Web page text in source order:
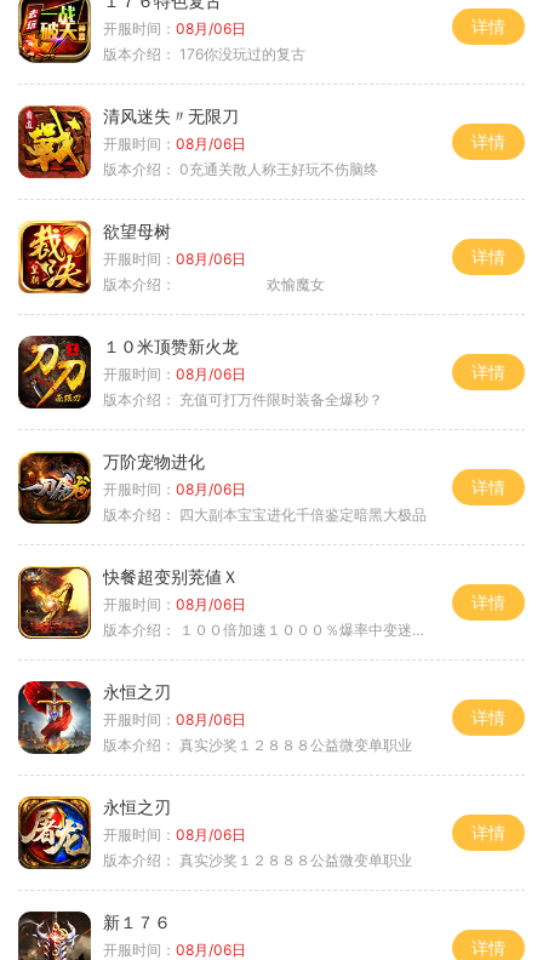
开服时间： 08月/06日
版本介绍： 176你没玩过的复古
详情
清风迷失〃无限刀
开服时间： 08月/06日
版本介绍： 0充通关散人称王好玩不伤脑终
详情
欲望母树
开服时间： 08月/06日
版本介绍：
欢愉魔女
详情
１０米顶赞新火龙
开服时间： 08月/06日
版本介绍： 充值可打万件限时装备全爆秒？
详情
万阶宠物进化
开服时间： 08月/06日
版本介绍： 四大副本宝宝进化千倍鉴定暗黑大极品
详情
快餐超变别茺値Ｘ
开服时间： 08月/06日
版本介绍：
１００倍加速１０００％爆率中变迷失单职
详情
永恒之刃
开服时间： 08月/06日
版本介绍： 真实沙奖１２８８８公益微变单职业
详情
永恒之刃
开服时间： 08月/06日
版本介绍： 真实沙奖１２８８８公益微变单职业
详情
新１７６
开服时间： 08月/06日
详情